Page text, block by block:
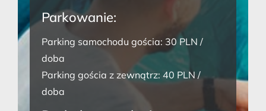
Parkowanie:
Parking samochodu gościa: 30 PLN /
doba
Parking gościa z zewnątrz: 40 PLN /
doba